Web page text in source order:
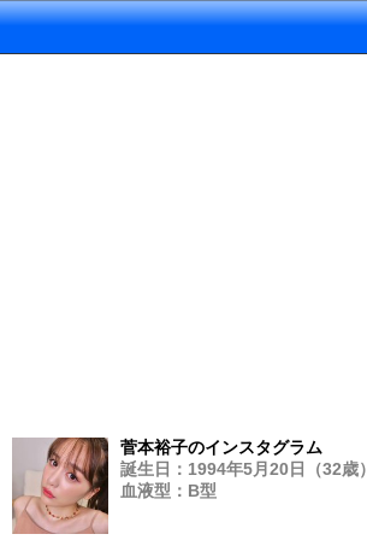
菅本裕子のインスタグラム
誕生日：1994年5月20日（32歳）
血液型：B型